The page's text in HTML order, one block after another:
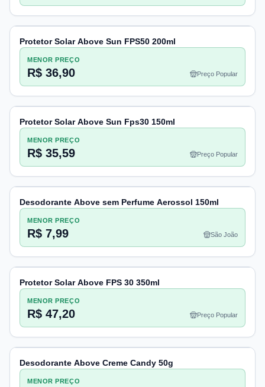
Protetor Solar Above Sun FPS50 200ml
MENOR PREÇO
R$ 36,90 Preço Popular
Protetor Solar Above Sun Fps30 150ml
MENOR PREÇO
R$ 35,59 Preço Popular
Desodorante Above sem Perfume Aerossol 150ml
MENOR PREÇO
R$ 7,99 São João
Protetor Solar Above FPS 30 350ml
MENOR PREÇO
R$ 47,20 Preço Popular
Desodorante Above Creme Candy 50g
MENOR PREÇO